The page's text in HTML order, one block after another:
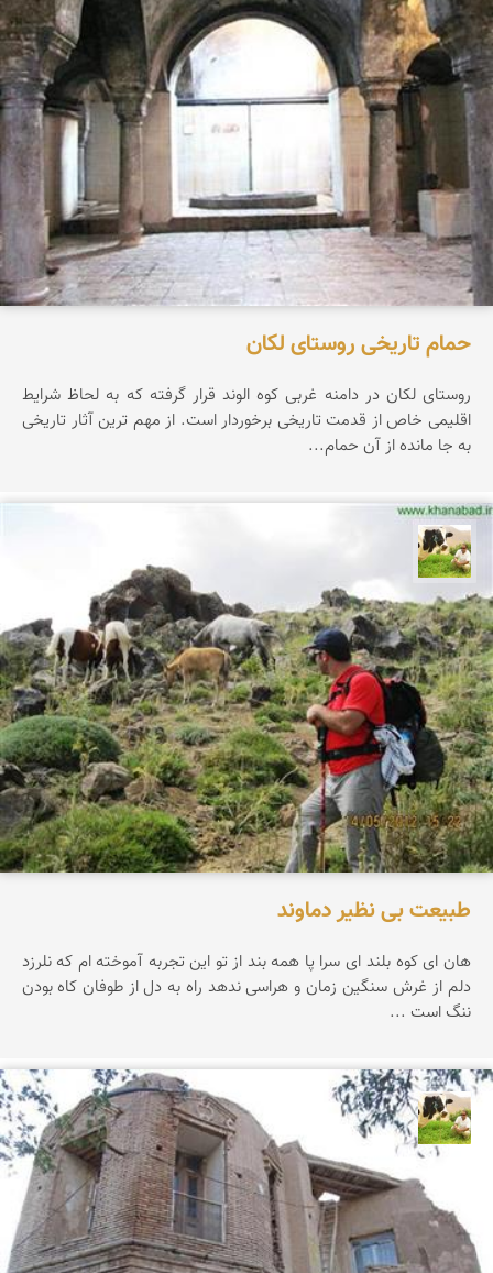
حمام تاریخی روستای لکان
روستای لكان در دامنه غربی كوه الوند قرار گرفته كه به لحاظ شرایط
اقلیمی خاص از قدمت تاریخی برخوردار است. از مهم ترین آثار تاریخی
به جا مانده از آن حمام...
طبیعت بی نظیر دماوند
هان ای کوه بلند ای سرا پا همه بند از تو این تجربه آموخته ام که نلرزد
دلم از غرش سنگین زمان و هراسی ندهد راه به دل از طوفان کاه بودن
ننگ است ...
تقی قاسمی